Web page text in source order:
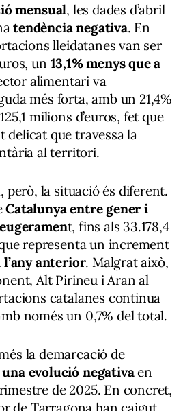
mensual, les dades d’abril
tendència negativa. En
lleidatanes van ser
un 13,1% menys que a
alimentari va
més forta, amb un 21,4%
milions d’euros, fet que
que travessa la
al territori.
però, la situació és diferent.
Catalunya entre gener i
t, fins als 33.178,4
representa un increment
l’any anterior. Malgrat això,
Alt Pirineu i Aran al
catalanes continua
només un 0,7% del total.
la demarcació de
evolució negativaen
de 2025. En concret,
de Tarragona han caigut